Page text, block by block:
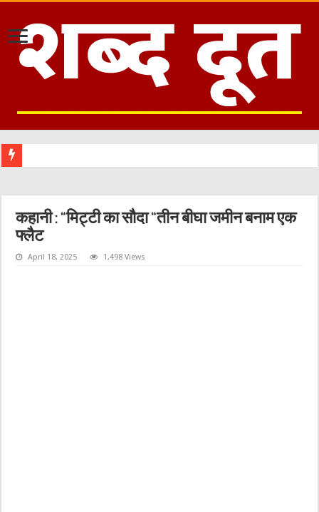
कहानी : “मिट्टी का सौदा “तीन बीघा जमीन बनाम एक
फ्लैट
April 18, 2025 1,498 Views